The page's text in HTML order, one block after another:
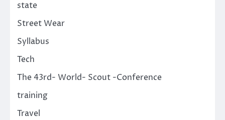
state
Street Wear
Syllabus
Tech
The 43rd- World- Scout -Conference
training
Travel